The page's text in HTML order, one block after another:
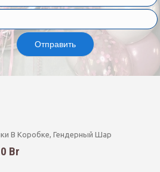
Отправить
В Коробке, Гендерный Шар
Br